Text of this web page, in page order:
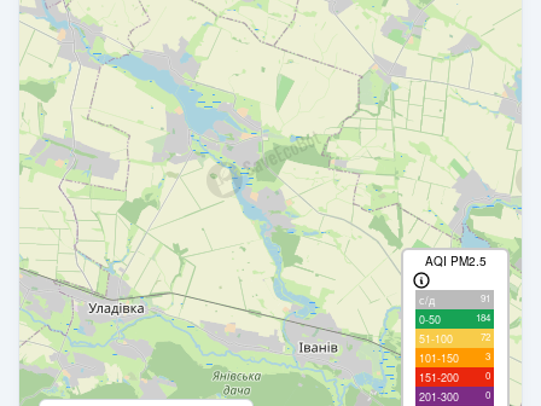
AQI PM2.5
с/д 91
0-50 184
51-100 72
101-150 3
151-200 0
201-300 0